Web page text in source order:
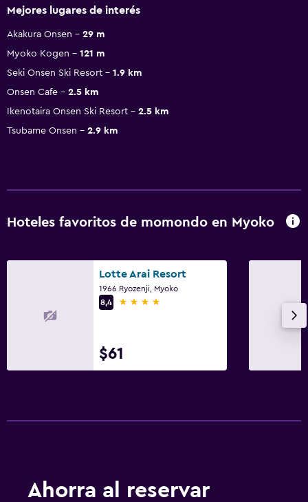
Mejores lugares de interés
Akakura Onsen
29 m
Myoko Kogen
121 m
Seki Onsen Ski Resort
1.9 km
Onsen Cafe
2.5 km
Ikenotaira Onsen Ski Resort
2.5 km
Tsubame Onsen
2.9 km
Hoteles favoritos de momondo en Myoko
Lotte Arai Resort
1966 Ryozenji, Myoko
8,4
4 estrellas
$61
Ahorra al reservar